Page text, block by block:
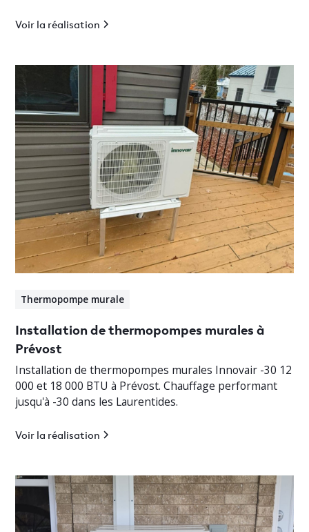
Voir la réalisation
Thermopompe murale
Installation de thermopompes murales à
Prévost
Installation de thermopompes murales Innovair -30 12
000 et 18 000 BTU à Prévost. Chauffage performant
jusqu'à -30 dans les Laurentides.
Voir la réalisation